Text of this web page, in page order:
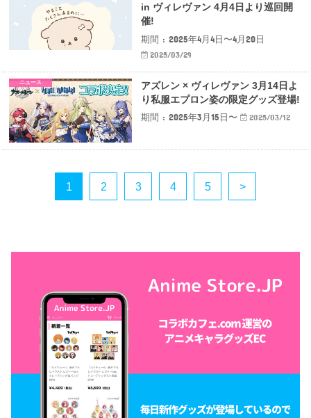
in ヴィレヴァン 4月4日より巡回開
催!
期間 : 2025年4月4日〜4月20日
2025/03/29
ニュース
アズレン × ヴィレヴァン 3月14日よ
り私服エプロン姿の限定グッズ登場!
期間 : 2025年3月15日〜
2025/03/12
1 2 3 4 5 >